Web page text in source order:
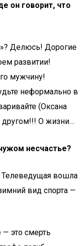
он говорит, что
Делюсь! Дорогие
развитии!
мужчину!
неформально в
(Оксана
другом!!! О жизни…
несчастье?
Телеведущая вошла
вид спорта —
— это смерть